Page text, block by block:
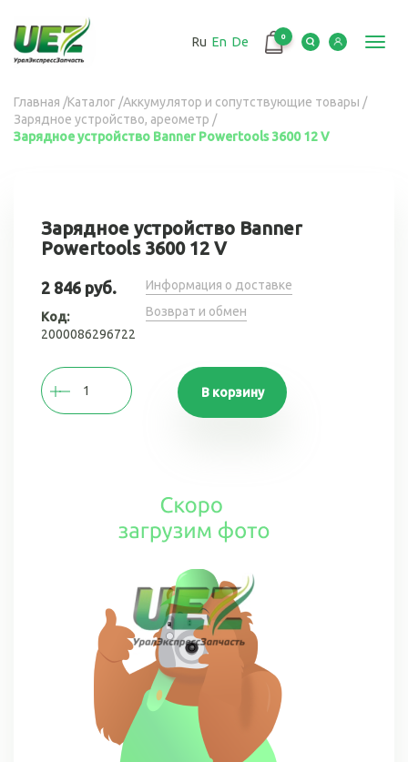
основному
содержанию
Ru En De 0
Вы
здесь
Главная /Каталог /Аккумулятор и сопутствующие товары /
Зарядное устройство, ареометр /
Зарядное устройство Banner Powertools 3600 12 V
Зарядное устройство Banner
Powertools 3600 12 V
2 846 руб.
Код:
2000086296722
Информация о доставке
Возврат и обмен
В корзину